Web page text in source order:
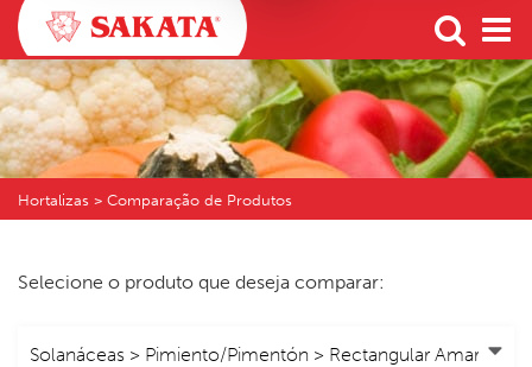
Hortalizas > Comparação de Produtos
Selecione o produto que deseja comparar: